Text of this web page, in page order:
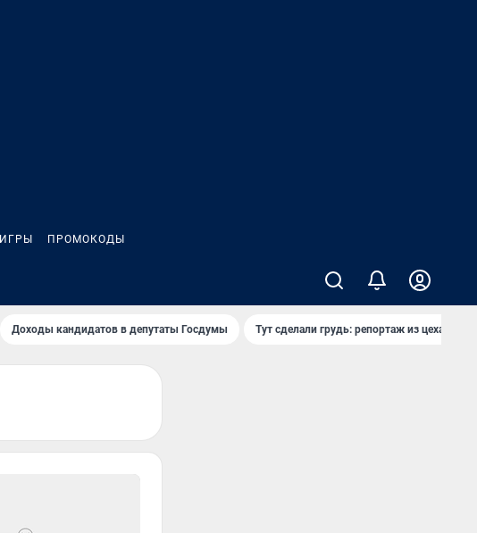
ИГРЫ ПРОМОКОДЫ
Доходы кандидатов в депутаты Госдумы Тут сделали грудь: репортаж из цеха